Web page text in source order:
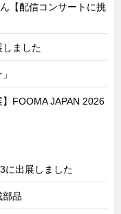
【配信コンサートに挑
しました
】FOOMA JAPAN 2026
に出展しました
部品